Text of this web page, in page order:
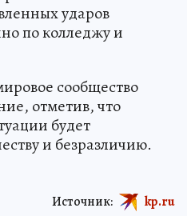
ударов
по колледжу и
сообщество
отметив, что
будет
и безразличию.
Источник: kp.ru